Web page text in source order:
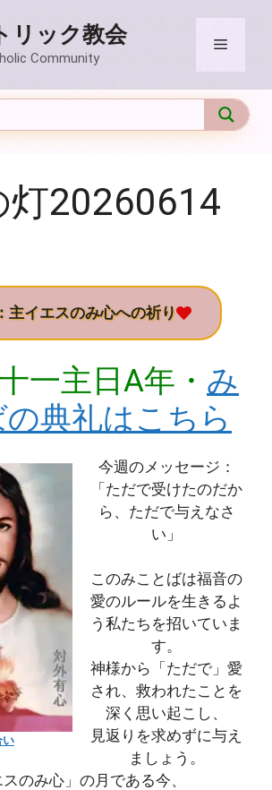
リック教会
Community
メ
ニ
灯20260614
主イエスのみ心への祈り
一主日A年・ み
典礼はこちら
い
今週のメッセージ：
「ただで受けたのだか
ら、ただで与えなさ
い」
このみことばは福音の
愛のルールを生きるよ
う私たちを招いていま
す。
神様から「ただで」愛
され、救われたことを
深く思い起こし、
見返りを求めずに与え
ましょう。
スのみ心」の月である今、